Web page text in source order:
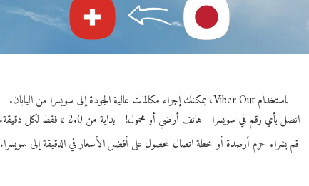
باستخدام Viber Out، يمكنك إجراء مكالمات عالية الجودة إلى سويسرا من اليابان.
اتصل بأي رقم في سويسرا - هاتف أرضي أو محمول! - بداية من 2.0 ¢ فقط لكل دقيقة.
قم بشراء حزم أرصدة أو خطة اتصال للحصول على أفضل الأسعار في الدقيقة إلى سويسرا.